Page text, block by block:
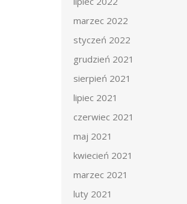
marzec 2022
styczeń 2022
grudzień 2021
sierpień 2021
lipiec 2021
czerwiec 2021
maj 2021
kwiecień 2021
marzec 2021
luty 2021